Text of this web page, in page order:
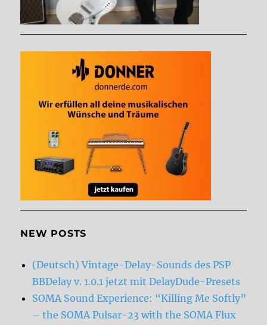
NEW POSTS
(Deutsch) Vintage-Delay-Sounds des PSP
BBDelay v. 1.0.1 jetzt mit DelayDude-Presets
SOMA Sound Experience: “Killing Me Softly”
– the SOMA Pulsar-23 with the SOMA Flux